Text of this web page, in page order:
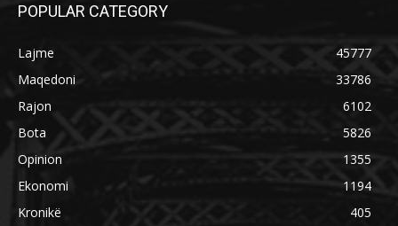
POPULAR CATEGORY
Lajme
45777
Maqedoni
33786
Rajon
6102
Bota
5826
Opinion
1355
Ekonomi
1194
Kronikë
405